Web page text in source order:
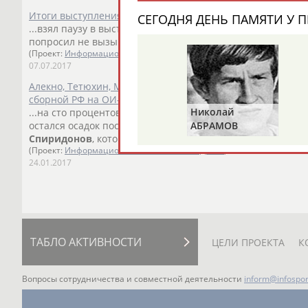
Итоги выступления сборной России в Мировой лиге по
...взял паузу в выступлениях за национальную команду, а
попросил не вызывать его на Мировую лигу. ...
(Проект: Информационное агентство СТАДИОН)
07.07.2017
Алекно, Тетюхин, Михайлов и официальные лица о
сборной РФ на ОИ-2012
...на сто процентов", - заявил ТАСС олимпийский
остался осадок после... ...- сказал ТАСС волейболист
Спиридонов, который вместе с Жибой играл в
(Проект: Информационное агентство СТАДИОН)
24.01.2017
ТАБЛО АКТИВНОСТИ ЦЕЛИ ПРОЕКТА
Вопросы сотрудничества и совместной деятельности
СЕГОДНЯ ДЕНЬ ПАМЯТИ У
Николай
АБРАМОВ